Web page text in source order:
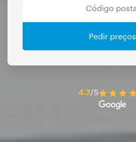
Pedir preços
4.7/5